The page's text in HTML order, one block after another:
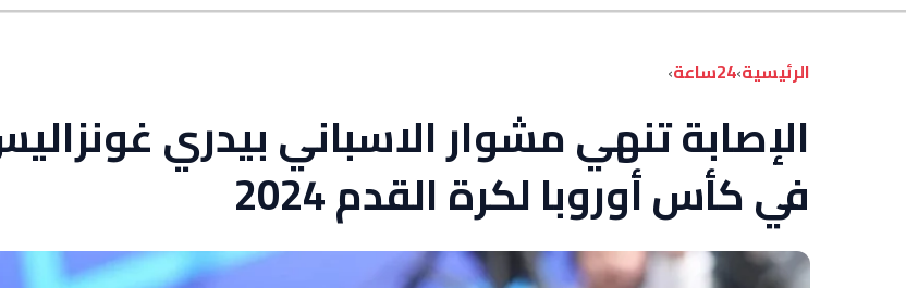
الرئيسية›24ساعة ›
الإصابة تنهي مشوار الاسباني بيدري
في كأس أوروبا لكرة القدم 2024